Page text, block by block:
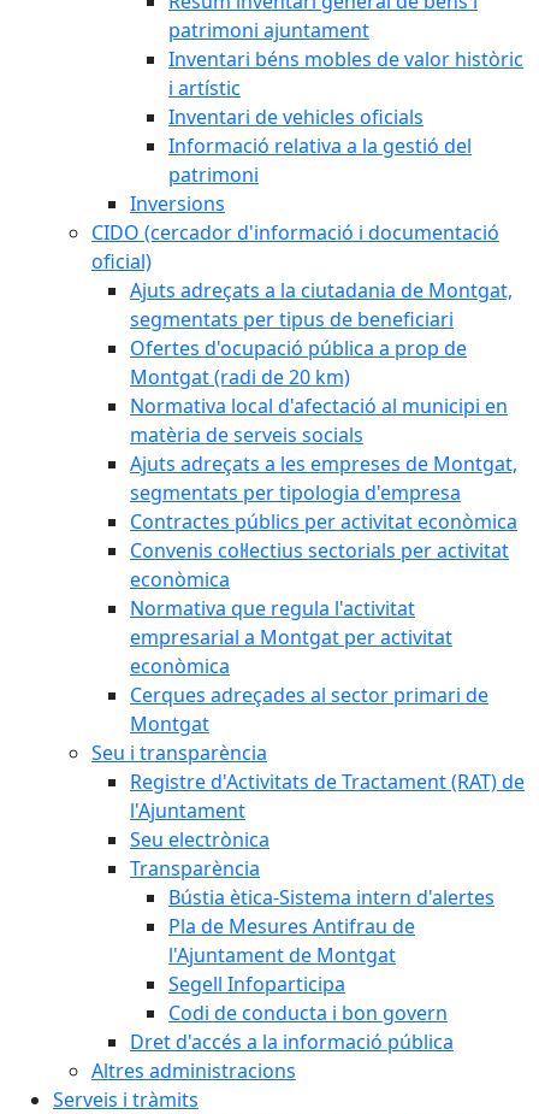
patrimoni ajuntament
Inventari béns mobles de valor històric
i artístic
Inventari de vehicles oficials
Informació relativa a la gestió del
patrimoni
Inversions
CIDO (cercador d'informació i documentació
oficial)
Ajuts adreçats a la ciutadania de Montgat,
segmentats per tipus de beneficiari
Ofertes d'ocupació pública a prop de
Montgat (radi de 20 km)
Normativa local d'afectació al municipi en
matèria de serveis socials
Ajuts adreçats a les empreses de Montgat,
segmentats per tipologia d'empresa
Contractes públics per activitat econòmica
Convenis col·lectius sectorials per activitat
econòmica
Normativa que regula l'activitat
empresarial a Montgat per activitat
econòmica
Cerques adreçades al sector primari de
Montgat
Seu i transparència
Registre d'Activitats de Tractament (RAT) de
l'Ajuntament
Seu electrònica
Transparència
Bústia ètica-Sistema intern d'alertes
Pla de Mesures Antifrau de
l'Ajuntament de Montgat
Segell Infoparticipa
Codi de conducta i bon govern
Dret d'accés a la informació pública
Altres administracions
Serveis i tràmits